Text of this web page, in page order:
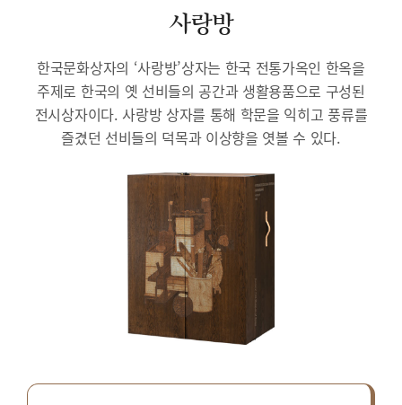
사랑방
한국문화상자의 ‘사랑방’상자는 한국 전통가옥인 한옥을
주제로 한국의 옛 선비들의 공간과 생활용품으로 구성된
전시상자이다. 사랑방 상자를 통해 학문을 익히고 풍류를
즐겼던 선비들의 덕목과 이상향을 엿볼 수 있다.